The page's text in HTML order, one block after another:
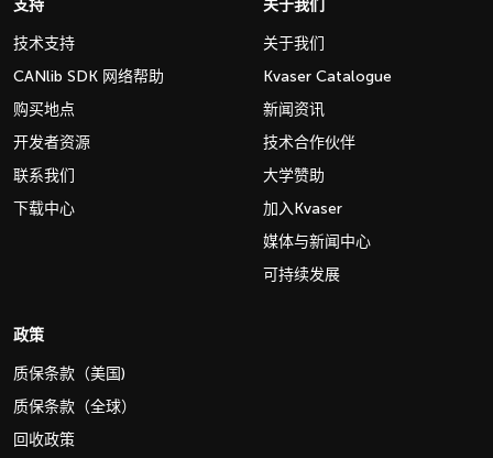
支持
技术支持
CANlib SDK 网络帮助
购买地点
开发者资源
联系我们
下载中心
关于我们
关于我们
Kvaser Catalogue
新闻资讯
技术合作伙伴
大学赞助
加入Kvaser
媒体与新闻中心
可持续发展
政策
质保条款（美国)
质保条款（全球）
回收政策